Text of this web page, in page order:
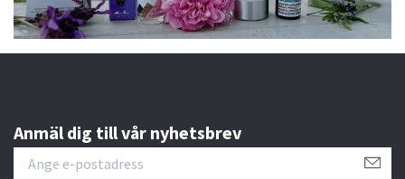
Anmäl dig till vår nyhetsbrev